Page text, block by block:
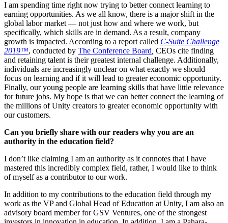
I am spending time right now trying to better connect learning to
earning opportunities. As we all know, there is a major shift in the
global labor market — not just how and where we work, but
specifically, which skills are in demand. As a result, company
growth is impacted. According to a report called C-Suite Challenge
2019™, conducted by The Conference Board CEOs cite finding
and retaining talent is their greatest internal challenge. Additionally,
individuals are increasingly unclear on what exactly we should
focus on learning and if it will lead to greater economic opportunity.
Finally, our young people are learning skills that have little relevance
for future jobs. My hope is that we can better connect the learning of
the millions of Unity creators to greater economic opportunity with
our customers.
Can you briefly share with our readers why you are an
authority in the education field?
I don’t like claiming I am an authority as it connotes that I have
mastered this incredibly complex field, rather, I would like to think
of myself as a contributor to our work.
In addition to my contributions to the education field through my
work as the VP and Global Head of Education at Unity, I am also an
advisory board member for GSV Ventures, one of the strongest